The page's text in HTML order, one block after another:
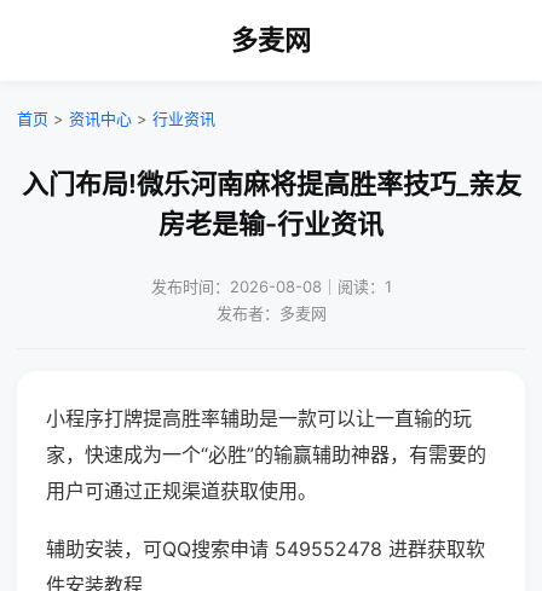
多麦网
首页 > 资讯中心 > 行业资讯
入门布局!微乐河南麻将提高胜率技巧_亲友
房老是输-行业资讯
发布时间：2026-08-08｜阅读：1
发布者：多麦网
小程序打牌提高胜率辅助是一款可以让一直输的玩
家，快速成为一个“必胜”的输赢辅助神器，有需要的
用户可通过正规渠道获取使用。
辅助安装，可QQ搜索申请 549552478 进群获取软
件安装教程